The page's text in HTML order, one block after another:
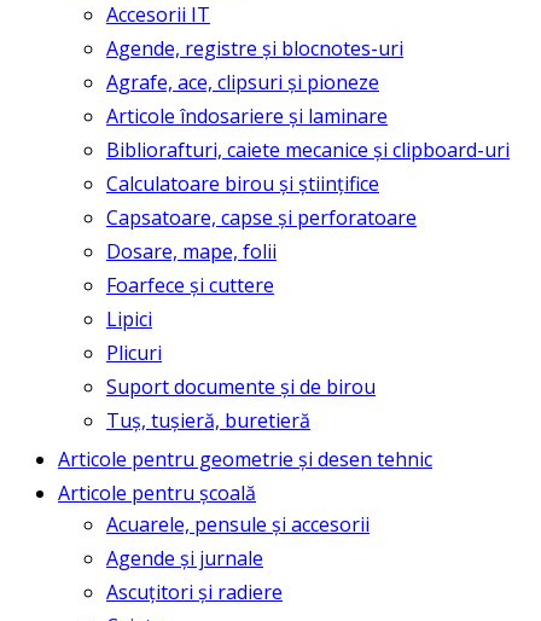
Accesorii IT
Agende, registre și blocnotes-uri
Agrafe, ace, clipsuri și pioneze
Articole îndosariere și laminare
Bibliorafturi, caiete mecanice și clipboard-uri
Calculatoare birou și științifice
Capsatoare, capse și perforatoare
Dosare, mape, folii
Foarfece și cuttere
Lipici
Plicuri
Suport documente și de birou
Tuș, tușieră, buretieră
Articole pentru geometrie și desen tehnic
Articole pentru școală
Acuarele, pensule și accesorii
Agende și jurnale
Ascuțitori și radiere